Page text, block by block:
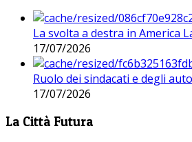
La svolta a destra in America
17/07/2026
Ruolo dei sindacati e degli
17/07/2026
La Città Futura